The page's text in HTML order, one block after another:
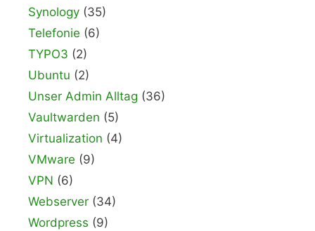
Synology (35)
Telefonie (6)
TYPO3 (2)
Ubuntu (2)
Unser Admin Alltag (36)
Vaultwarden (5)
Virtualization (4)
VMware (9)
VPN (6)
Webserver (34)
Wordpress (9)